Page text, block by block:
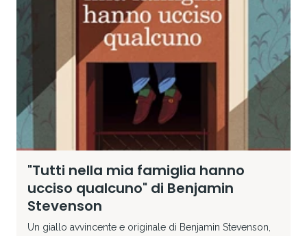
"Tutti nella mia famiglia hanno
ucciso qualcuno" di Benjamin
Stevenson
Un giallo avvincente e originale di Benjamin Stevenson,